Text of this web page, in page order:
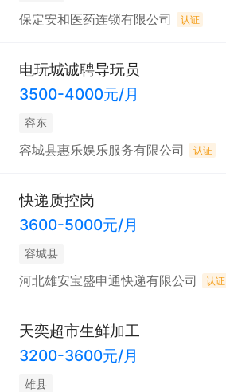
保定安和医药连锁有限公司 认证
电玩城诚聘导玩员
3500-4000元/月
容东
容城县惠乐娱乐服务有限公司 认证
快递质控岗
3600-5000元/月
容城县
河北雄安宝盛申通快递有限公司 认证
天奕超市生鲜加工
3200-3600元/月
雄县